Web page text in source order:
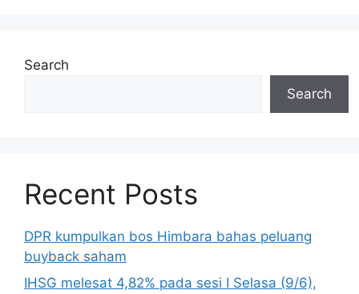
Search
Search
Recent Posts
DPR kumpulkan bos Himbara bahas peluang
buyback saham
IHSG melesat 4,82% pada sesi I Selasa (9/6),